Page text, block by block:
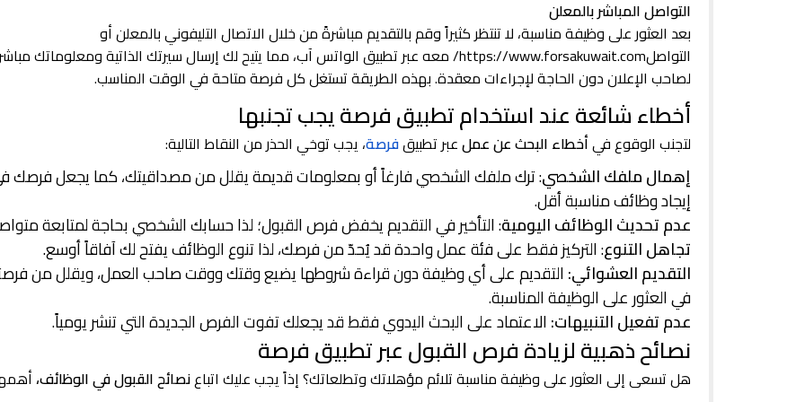
التواصل المباشر بالمعلن
بعد العثور على وظيفة مناسبة، لا تنتظر كثيراً وقم بالتقديم مباشرةً من خلال الاتصال التليفوني بالمعلن أو
التواصلhttps://www.forsakuwait.com/ معه عبر تطبيق الواتس آب، مما يتيح لك إرسال سيرتك الذاتية ومعلوماتك
لصاحب الإعلان دون الحاجة لإجراءات معقدة. بهذه الطريقة تستغل كل فرصة متاحة في الوقت المناسب.
أخطاء شائعة عند استخدام تطبيق فرصة يجب تجنبها
لتجنب الوقوع فيأخطاء البحث عن عملعبر تطبيقفرصة، يجب توخي الحذر من النقاط التالية:
إهمال ملفك الشخصي: ترك ملفك الشخصي فارغاً أو بمعلومات قديمة يقلل من مصداقيتك، كما يجعل فرصك
إيجاد وظائف مناسبة أقل.
عدم تحديث الوظائف اليومية: التأخير في التقديم يخفض فرص القبول؛ لذا حسابك الشخصي بحاجة لمتابعة
تجاهل التنوع: التركيز فقط على فئة عمل واحدة قد يُحدّ من فرصك، لذا تنوع الوظائف يفتح لك آفاقاً أوسع.
التقديم العشوائي:التقديم على أي وظيفة دون قراءة شروطها يضيع وقتك ووقت صاحب العمل، ويقلل من
في العثور على الوظيفة المناسبة.
عدم تفعيل التنبيهات:الاعتماد على البحث اليدوي فقط قد يجعلك تفوت الفرص الجديدة التي تنشر يومياً.
نصائح ذهبية لزيادة فرص القبول عبر تطبيق فرصة
هل تسعى إلى العثور على وظيفة مناسبة تلائم مؤهلاتك وتطلعاتك؟ إذاً يجب عليك اتباعنصائح القبول في الوظائف،